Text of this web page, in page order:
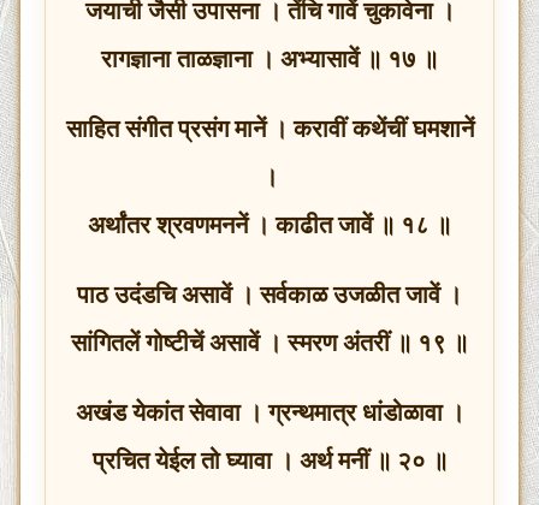
जयाची जैसी उपासना । तेंचि गावें चुकावेना ।
रागज्ञाना ताळज्ञाना । अभ्यासावें ॥ १७ ॥
साहित संगीत प्रसंग मानें । करावीं कथेंचीं घमशानें
।
अर्थांतर श्रवणमननें । काढीत जावें ॥ १८ ॥
पाठ उदंडचि असावें । सर्वकाळ उजळीत जावें ।
सांगितलें गोष्टीचें असावें । स्मरण अंतरीं ॥ १९ ॥
अखंड येकांत सेवावा । ग्रन्थमात्र धांडोळावा ।
प्रचित येईल तो घ्यावा । अर्थ मनीं ॥ २० ॥